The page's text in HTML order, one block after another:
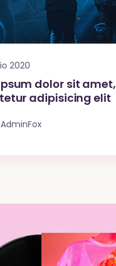
2020
dolor sit amet,
adipisicing elit
AdminFox